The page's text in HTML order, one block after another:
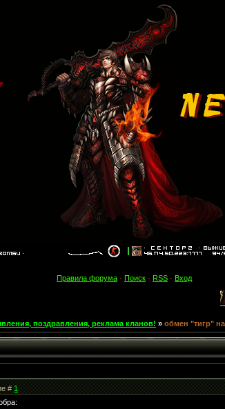
Правила форума · Поиск · RSS · Вход
поздравления, реклама кланов! » обмен "тигр"
#1